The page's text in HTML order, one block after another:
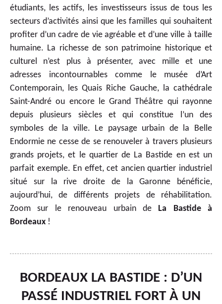
étudiants, les actifs, les investisseurs issus de tous les
secteurs d’activités ainsi que les familles qui souhaitent
profiter d’un cadre de vie agréable et d’une ville à taille
humaine. La richesse de son patrimoine historique et
culturel n’est plus à présenter, avec mille et une
adresses incontournables comme le musée d’Art
Contemporain, les Quais Riche Gauche, la cathédrale
Saint-André ou encore le Grand Théâtre qui rayonne
depuis plusieurs siècles et qui constitue l’un des
symboles de la ville. Le paysage urbain de la Belle
Endormie ne cesse de se renouveler à travers plusieurs
grands projets, et le quartier de La Bastide en est un
parfait exemple. En effet, cet ancien quartier industriel
situé sur la rive droite de la Garonne bénéficie,
aujourd’hui, de différents projets de réhabilitation.
Zoom sur le renouveau urbain de La Bastide à
Bordeaux !
BORDEAUX LA BASTIDE : D’UN
PASSÉ INDUSTRIEL FORT À UN